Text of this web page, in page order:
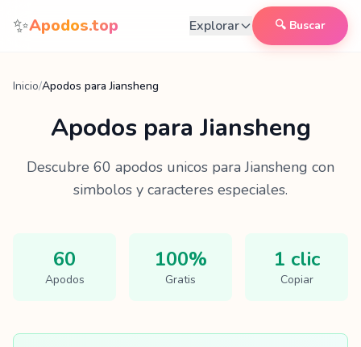
Saltar al contenido
✨Apodos.top Explorar 🔍 Buscar
Inicio/Apodos para Jiansheng
Apodos para Jiansheng
Descubre 60 apodos unicos paraJiansheng con
simbolos y caracteres especiales.
60
Apodos
100%
Gratis
1 clic
Copiar